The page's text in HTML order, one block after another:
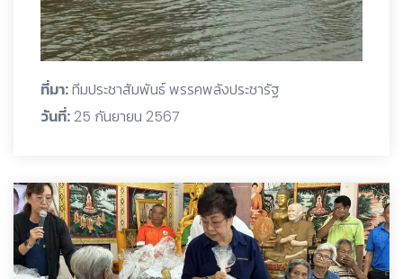
ที่มา:ทีมประชาสัมพันธ์ พรรคพลังประชารัฐ
วันที่: 25 กันยายน 2567